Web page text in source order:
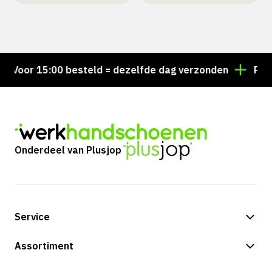
Voor 15:00 besteld = dezelfde dag verzonden
Onderdeel van Plusjop
Service
Betalingsmogelijkheden
Assortiment